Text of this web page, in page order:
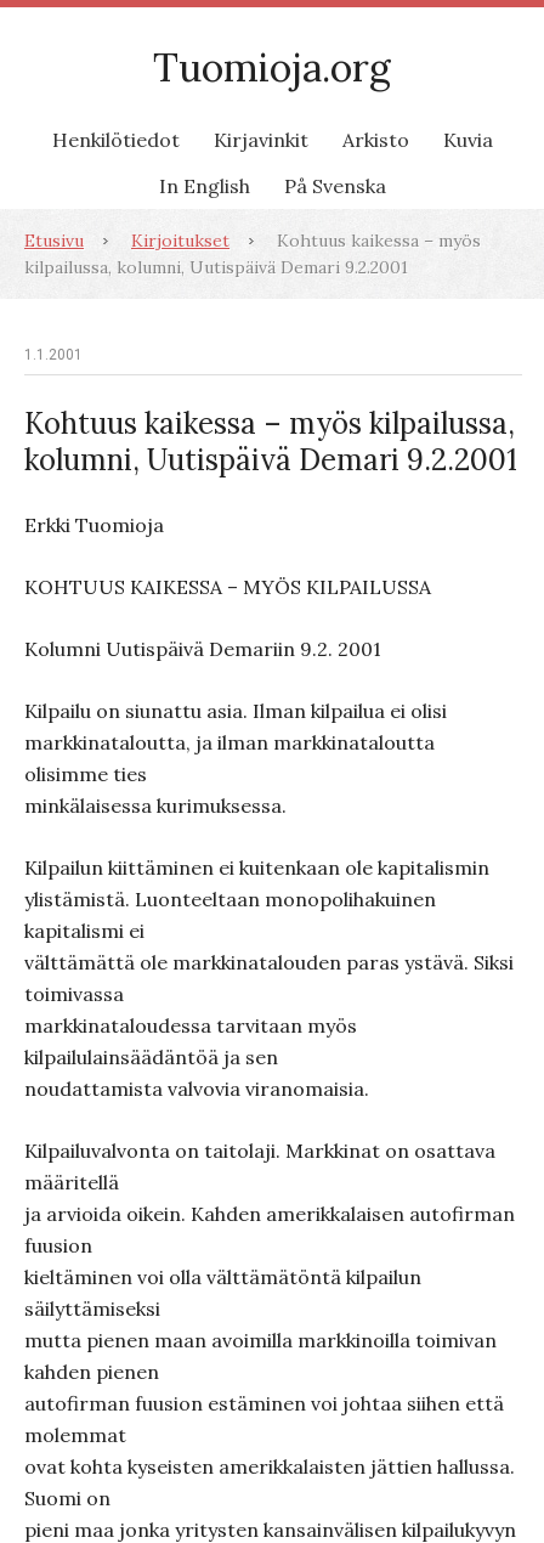
Tuomioja.org
Henkilötiedot Kirjavinkit Arkisto
Kuvia
In English
På Svenska
Etusivu Kirjoitukset
Kohtuus kaikessa – myös
kilpailussa, kolumni, Uutispäivä Demari 9.2.2001
1.1.2001
Kohtuus kaikessa – myös kilpailussa,
kolumni, Uutispäivä Demari 9.2.2001
Erkki Tuomioja
KOHTUUS KAIKESSA – MYÖS KILPAILUSSA
Kolumni Uutispäivä Demariin 9.2. 2001
Kilpailu on siunattu asia. Ilman kilpailua ei olisi
markkinataloutta, ja ilman markkinataloutta
olisimme ties
minkälaisessa kurimuksessa.
Kilpailun kiittäminen ei kuitenkaan ole kapitalismin
ylistämistä. Luonteeltaan monopolihakuinen
kapitalismi ei
välttämättä ole markkinatalouden paras ystävä. Siksi
toimivassa
markkinataloudessa tarvitaan myös
kilpailulainsäädäntöä ja sen
noudattamista valvovia viranomaisia.
Kilpailuvalvonta on taitolaji. Markkinat on osattava
määritellä
ja arvioida oikein. Kahden amerikkalaisen autofirman
fuusion
kieltäminen voi olla välttämätöntä kilpailun
säilyttämiseksi
mutta pienen maan avoimilla markkinoilla toimivan
kahden pienen
autofirman fuusion estäminen voi johtaa siihen että
molemmat
ovat kohta kyseisten amerikkalaisten jättien hallussa.
Suomi on
pieni maa jonka yritysten kansainvälisen kilpailukyvyn